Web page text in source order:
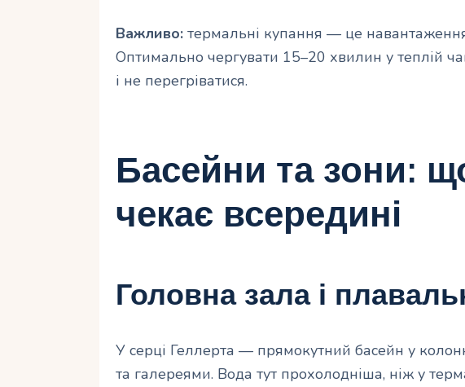
Важливо: термальні купання — це
Оптимально чергувати 15–20 хвилин у теплій
і не перегріватися.
Басейни та зони:
чекає всередині
Головна зала і
У серці Геллерта — прямокутний басейн у
та галереями. Вода тут прохолодніша, ніж у